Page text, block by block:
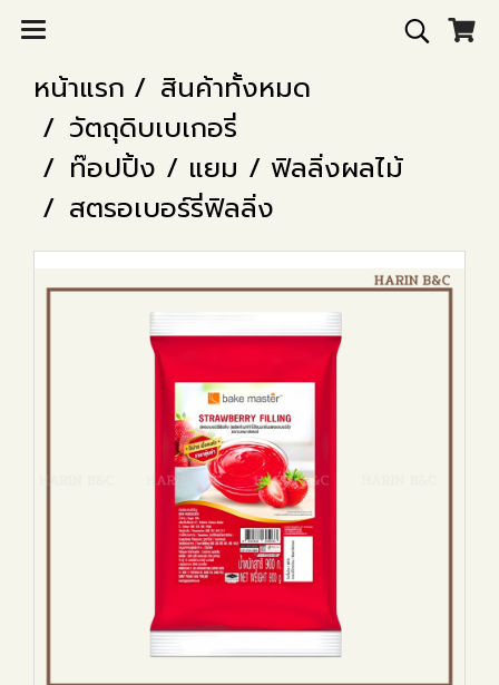
หน้าแรก
สินค้าทั้งหมด
วัตถุดิบเบเกอรี่
ท๊อปปิ้ง / แยม / ฟิลลิ่งผลไม้
สตรอเบอร์รี่ฟิลลิ่ง